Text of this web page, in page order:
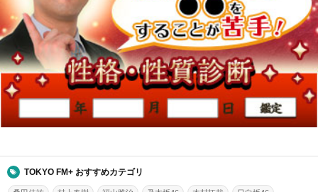
TOKYO FM+ おすすめカテゴリ